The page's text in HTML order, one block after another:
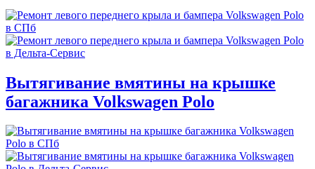
Вытягивание вмятины на крышке
багажника Volkswagen Polo